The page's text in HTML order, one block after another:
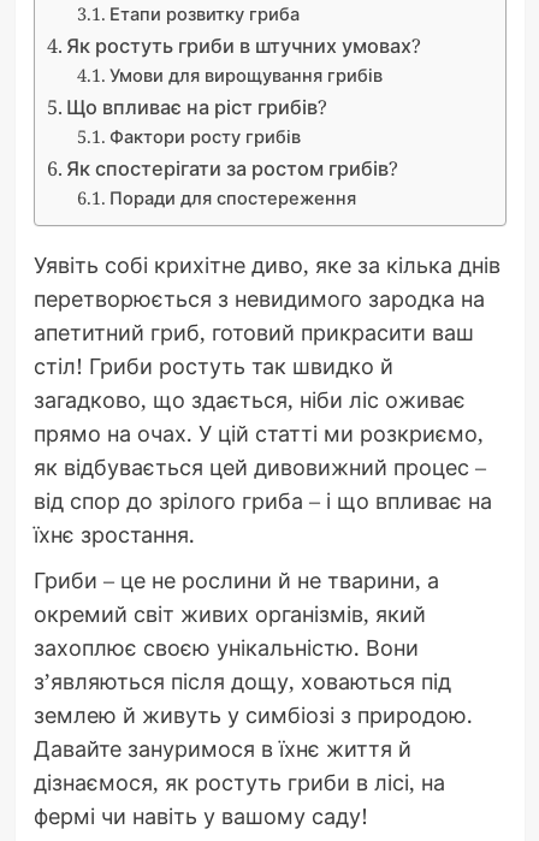
Етапи розвитку гриба
Як ростуть гриби в штучних умовах?
Умови для вирощування грибів
Що впливає на ріст грибів?
Фактори росту грибів
Як спостерігати за ростом грибів?
Поради для спостереження
Уявіть собі крихітне диво, яке за кілька днів
перетворюється з невидимого зародка на
апетитний гриб, готовий прикрасити ваш
стіл! Гриби ростуть так швидко й
загадково, що здається, ніби ліс оживає
прямо на очах. У цій статті ми розкриємо,
як відбувається цей дивовижний процес –
від спор до зрілого гриба – і що впливає на
їхнє зростання.
Гриби – це не рослини й не тварини, а
окремий світ живих організмів, який
захоплює своєю унікальністю. Вони
з’являються після дощу, ховаються під
землею й живуть у симбіозі з природою.
Давайте зануримося в їхнє життя й
дізнаємося, як ростуть гриби в лісі, на
фермі чи навіть у вашому саду!